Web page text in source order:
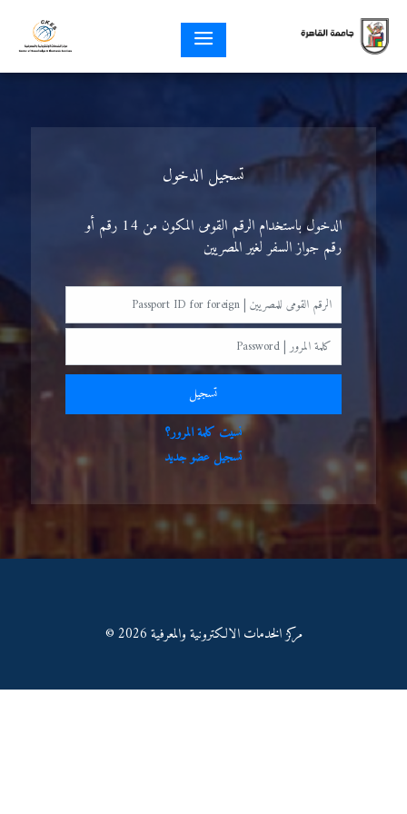
تسجيل الدخول
الدخول باستخدام الرقم القومى المكون من 14 رقم أو
رقم جواز السفر لغير المصريين
نسيت كلمة المرور؟
تسجيل عضو جديد
© مركز الخدمات الالكترونية والمعرفية 2026